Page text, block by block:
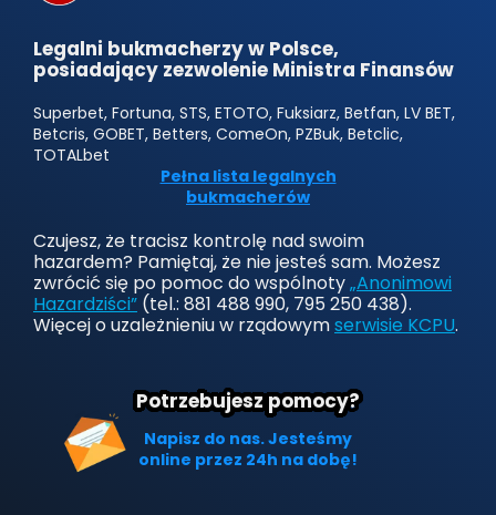
Legalni bukmacherzy w Polsce,
posiadający zezwolenie Ministra Finansów
Superbet, Fortuna, STS, ETOTO, Fuksiarz, Betfan, LV BET,
Betcris, GOBET, Betters, ComeOn, PZBuk, Betclic,
TOTALbet
Pełna lista legalnych
bukmacherów
Czujesz, że tracisz kontrolę nad swoim
hazardem? Pamiętaj, że nie jesteś sam. Możesz
zwrócić się po pomoc do wspólnoty„Anonimowi
Hazardziści” (tel.: 881 488 990, 795 250 438).
Więcej o uzależnieniu w rządowymserwisie KCPU.
Potrzebujesz pomocy?
Napisz do nas. Jesteśmy
online przez 24h na dobę!